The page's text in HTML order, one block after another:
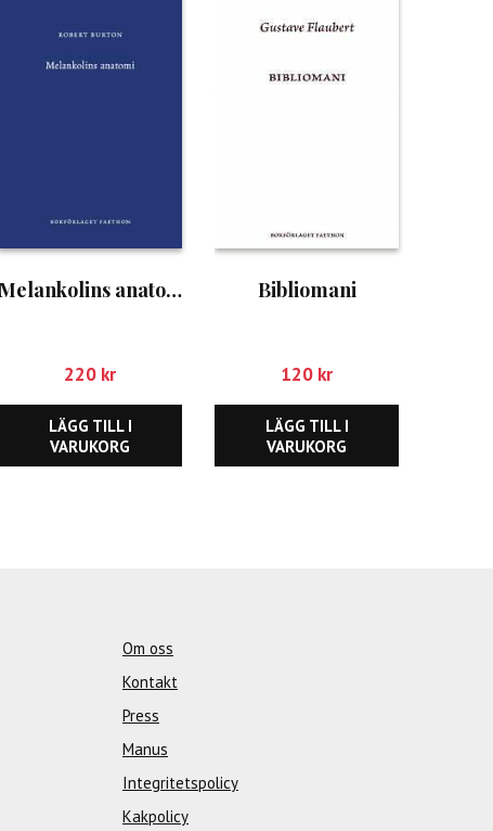
Melankolins anatomi
220 kr
LÄGG TILL I
VARUKORG
Bibliomani
120 kr
LÄGG TILL I
VARUKORG
Om oss
Kontakt
Press
Manus
Integritetspolicy
Kakpolicy